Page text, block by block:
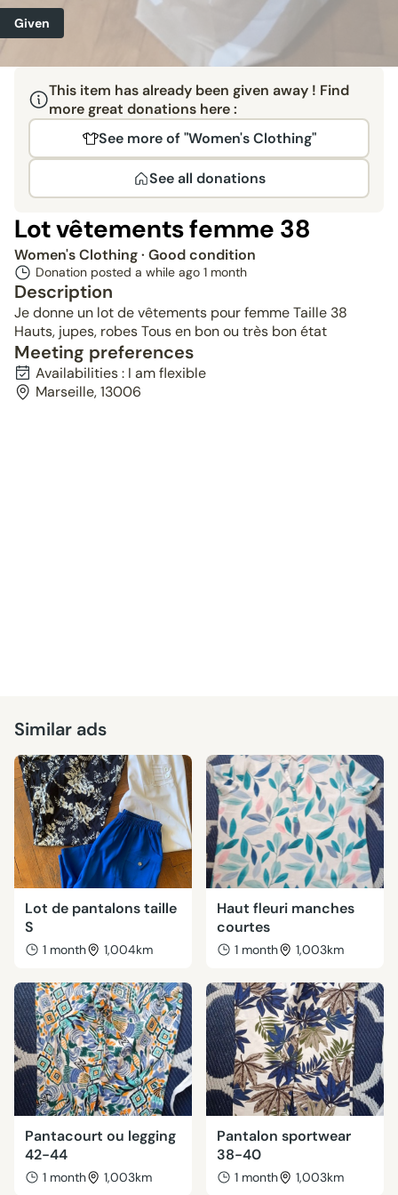
Given
This item has already been given away ! Find
more great donations here :
See more of "Women's Clothing"
See all donations
Lot vêtements femme 38
Women's Clothing· Good condition
Donation posted a while ago 1 month
Description
Je donne un lot de vêtements pour femme Taille 38
Hauts, jupes, robes Tous en bon ou très bon état
Meeting preferences
Availabilities : I am flexible
Marseille, 13006
Similar ads
Lot de pantalons taille
S
1 month 1,004km
Haut fleuri manches
courtes
1 month 1,003km
Pantacourt ou legging
42-44
1 month 1,003km
Pantalon sportwear
38-40
1 month 1,003km